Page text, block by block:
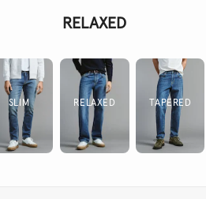
RELAXED
SLIM RELAXED TAPERED